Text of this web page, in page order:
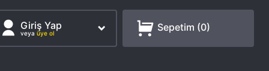
Giriş Yap
veya üye ol Sepetim (0)